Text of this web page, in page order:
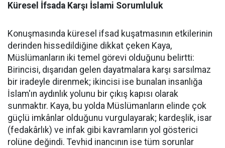
Küresel İfsada Karşı İslami Sorumluluk
Konuşmasında küresel ifsad kuşatmasının etkilerinin
derinden hissedildiğine dikkat çeken Kaya,
Müslümanların iki temel görevi olduğunu belirtti:
Birincisi, dışarıdan gelen dayatmalara karşı sarsılmaz
bir iradeyle direnmek; ikincisi ise bunalan insanlığa
İslam'ın aydınlık yolunu bir çıkış kapısı olarak
sunmaktır. Kaya, bu yolda Müslümanların elinde çok
güçlü imkânlar olduğunu vurgulayarak; kardeşlik, isar
(fedakârlık) ve infak gibi kavramların yol gösterici
rolüne değindi. Tevhid inancının ise tüm sorunlar